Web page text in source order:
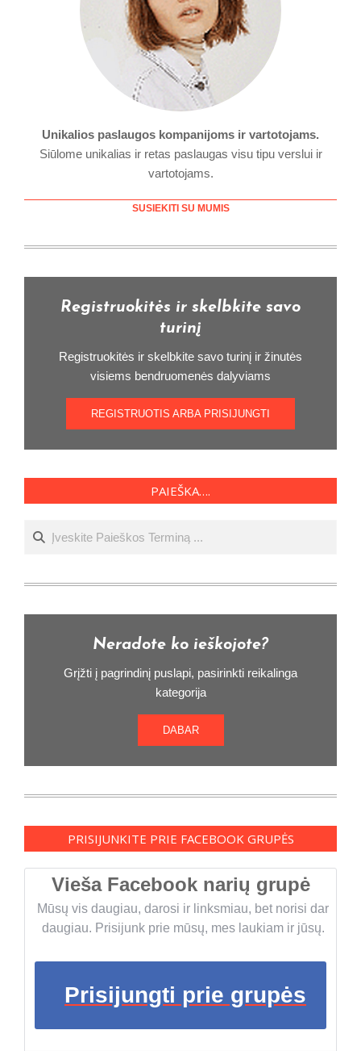
Unikalios paslaugos kompanijoms ir vartotojams.
Siūlome unikalias ir retas paslaugas visu tipu verslui ir
vartotojams.
SUSIEKITI SU MUMIS
Registruokitės ir skelbkite savo
turinį
Registruokitės ir skelbkite savo turinį ir žinutės
visiems bendruomenės dalyviams
REGISTRUOTIS ARBA PRISIJUNGTI
PAIEŠKA….
Ieškoti
Neradote ko ieškojote?
Grįžti į pagrindinį puslapi, pasirinkti reikalinga
kategorija
DABAR
PRISIJUNKITE PRIE FACEBOOK GRUPĖS
Vieša Facebook narių grupė
Mūsų vis daugiau, darosi ir linksmiau, bet norisi dar
daugiau. Prisijunk prie mūsų, mes laukiam ir jūsų.
Prisijungti prie grupės